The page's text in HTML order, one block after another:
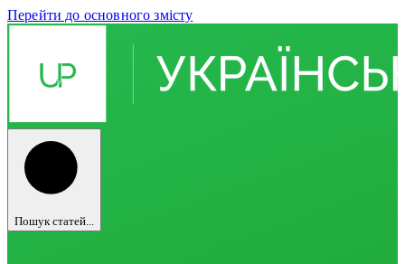
Перейти до основного змісту
Пошук статей...